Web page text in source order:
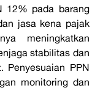
12% pada barang
jasa kena pajak
meningkatkan
stabilitas dan
Penyesuaian PPN
monitoring dan